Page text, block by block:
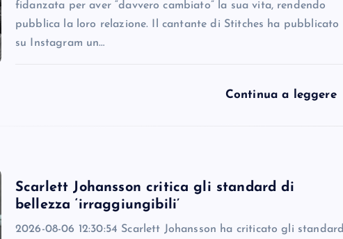
fidanzata per aver “davvero cambiato” la sua vita, rendendo
pubblica la loro relazione. Il cantante di Stitches ha pubblicato
su Instagram un…
Continua a leggere
Scarlett Johansson critica gli standard di
bellezza ‘irraggiungibili’
2026-08-06 12:30:54 Scarlett Johansson ha criticato gli standard